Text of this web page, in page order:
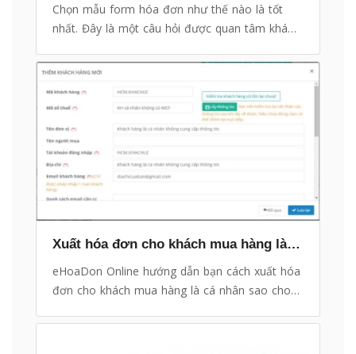
Chọn mẫu form hóa đơn như thế nào là tốt
nhất. Đây là một câu hỏi được quan tâm khá
Xuất hóa đơn cho khách mua hàng là cá nhân
eHoaDon Online hướng dẫn bạn cách xuất hóa
đơn cho khách mua hàng là cá nhân sao cho